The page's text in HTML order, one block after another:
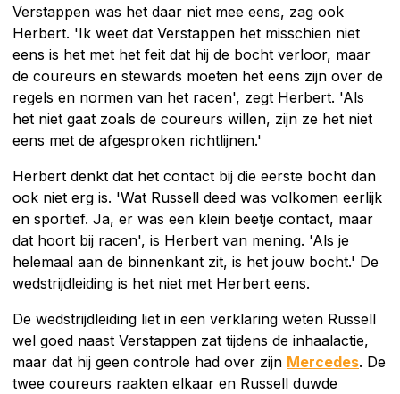
Verstappen was het daar niet mee eens, zag ook
Herbert. 'Ik weet dat Verstappen het misschien niet
eens is het met het feit dat hij de bocht verloor, maar
de coureurs en stewards moeten het eens zijn over de
regels en normen van het racen', zegt Herbert. 'Als
het niet gaat zoals de coureurs willen, zijn ze het niet
eens met de afgesproken richtlijnen.'
Herbert denkt dat het contact bij die eerste bocht dan
ook niet erg is. 'Wat Russell deed was volkomen eerlijk
en sportief. Ja, er was een klein beetje contact, maar
dat hoort bij racen', is Herbert van mening. 'Als je
helemaal aan de binnenkant zit, is het jouw bocht.' De
wedstrijdleiding is het niet met Herbert eens.
De wedstrijdleiding liet in een verklaring weten Russell
wel goed naast Verstappen zat tijdens de inhaalactie,
maar dat hij geen controle had over zijn Mercedes. De
twee coureurs raakten elkaar en Russell duwde